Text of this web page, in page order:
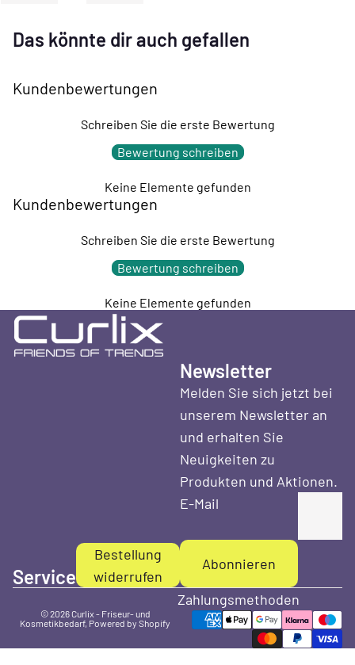
Das könnte dir auch gefallen
Kundenbewertungen
Schreiben Sie die erste Bewertung
Bewertung schreiben
Keine Elemente gefunden
Kundenbewertungen
Schreiben Sie die erste Bewertung
Bewertung schreiben
Keine Elemente gefunden
Service
Bestellung
widerrufen
Newsletter
Melden Sie sich jetzt bei
unserem Newsletter an
und erhalten Sie
Neuigkeiten zu
Produkten und Aktionen.
E-Mail
Abonnieren
© 2026Curlix - Friseur- und
Kosmetikbedarf, Powered by Shopify
Zahlungsmethoden